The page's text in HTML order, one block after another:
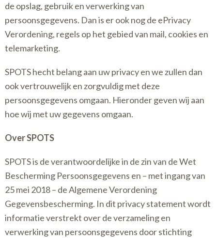
de opslag, gebruik en verwerking van
persoonsgegevens. Dan is er ook nog de ePrivacy
Verordening, regels op het gebied van mail, cookies en
telemarketing.
SPOTS hecht belang aan uw privacy en we zullen dan
ook vertrouwelijk en zorgvuldig met deze
persoonsgegevens omgaan. Hieronder geven wij aan
hoe wij met uw gegevens omgaan.
Over SPOTS
SPOTS is de verantwoordelijke in de zin van de Wet
Bescherming Persoonsgegevens en – met ingang van
25 mei 2018 – de Algemene Verordening
Gegevensbescherming. In dit privacy statement wordt
informatie verstrekt over de verzameling en
verwerking van persoonsgegevens door stichting